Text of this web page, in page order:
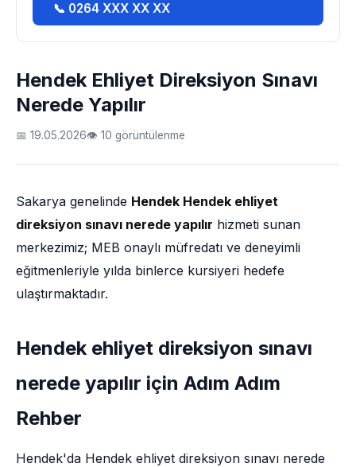
Hendek Ehliyet Direksiyon Sınavı
Nerede Yapılır
📅 19.05.2026👁 10 görüntülenme
Sakarya genelinde Hendek Hendek ehliyet
direksiyon sınavı nerede yapılır hizmeti sunan
merkezimiz; MEB onaylı müfredatı ve deneyimli
eğitmenleriyle yılda binlerce kursiyeri hedefe
ulaştırmaktadır.
Hendek ehliyet direksiyon sınavı
nerede yapılır için Adım Adım
Rehber
Hendek'da Hendek ehliyet direksiyon sınavı nerede
📞 0264 XXX XX XX